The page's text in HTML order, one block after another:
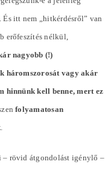
itt nem „hitkérdésről” van
erőfeszítés nélkül,
nagyobb (!)
háromszorosát vagy akár
hinnünk kell benne, mert ez
folyamatosan
rövid átgondolást igénylő –